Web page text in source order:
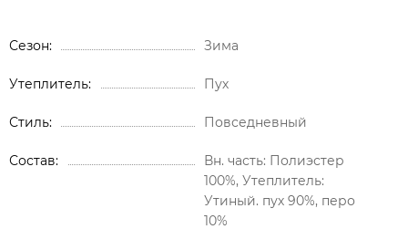
Сезон Зима
Утеплитель Пух
Стиль Повседневный
Состав
Вн. часть: Полиэстер
100%, Утеплитель:
Утиный. пух 90%, перо
10%